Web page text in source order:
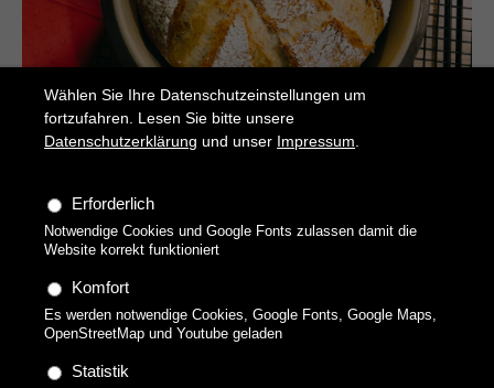
Kräftiges Mischbrot
Wählen Sie Ihre Datenschutzeinstellungen um
fortzufahren. Lesen Sie bitte unsere
Datenschutzerklärung und unser Impressum.
Erforderlich
Notwendige Cookies und Google Fonts zulassen damit die
Website korrekt funktioniert
Komfort
Es werden notwendige Cookies, Google Fonts, Google Maps,
OpenStreetMap und Youtube geladen
Statistik